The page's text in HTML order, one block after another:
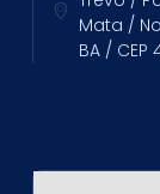
Mata /
BA / CEP